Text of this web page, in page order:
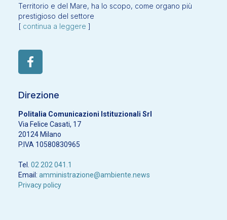
Territorio e del Mare, ha lo scopo, come organo più
prestigioso del settore
[ continua a leggere ]
Direzione
Politalia Comunicazioni Istituzionali Srl
Via Felice Casati, 17
20124 Milano
P.IVA 10580830965
Tel. 02 202 041.1
Email: amministrazione@ambiente.news
Privacy policy